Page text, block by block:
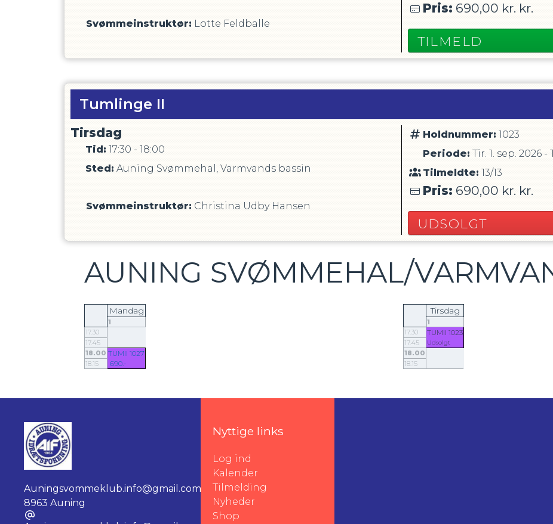
Svømmeinstruktør: Lotte Feldballe
Pris: 690,00 kr. kr.
TILMELD
Tumlinge II
Tirsdag
Tid: 17:30 - 18:00
Sted: Auning Svømmehal, Varmvands bassin
Svømmeinstruktør: Christina Udby Hansen
Holdnummer: 1023
Periode: Tir. 1. sep. 2026 -
Tilmeldte: 13/13
Pris: 690,00 kr. kr.
UDSOLGT
AUNING SVØMMEHAL/
Mandag
1
17.30
17.45
18.00 TUMII 1027
18.15 690.-
Tirsdag
1
17.30
TUMII 1023
17.45 Udsolgt
18.00
18.15
Auningsvommeklub.info@gmail.com
8963 Auning
Nyttige links
Log ind
Kalender
Tilmelding
Nyheder
Shop